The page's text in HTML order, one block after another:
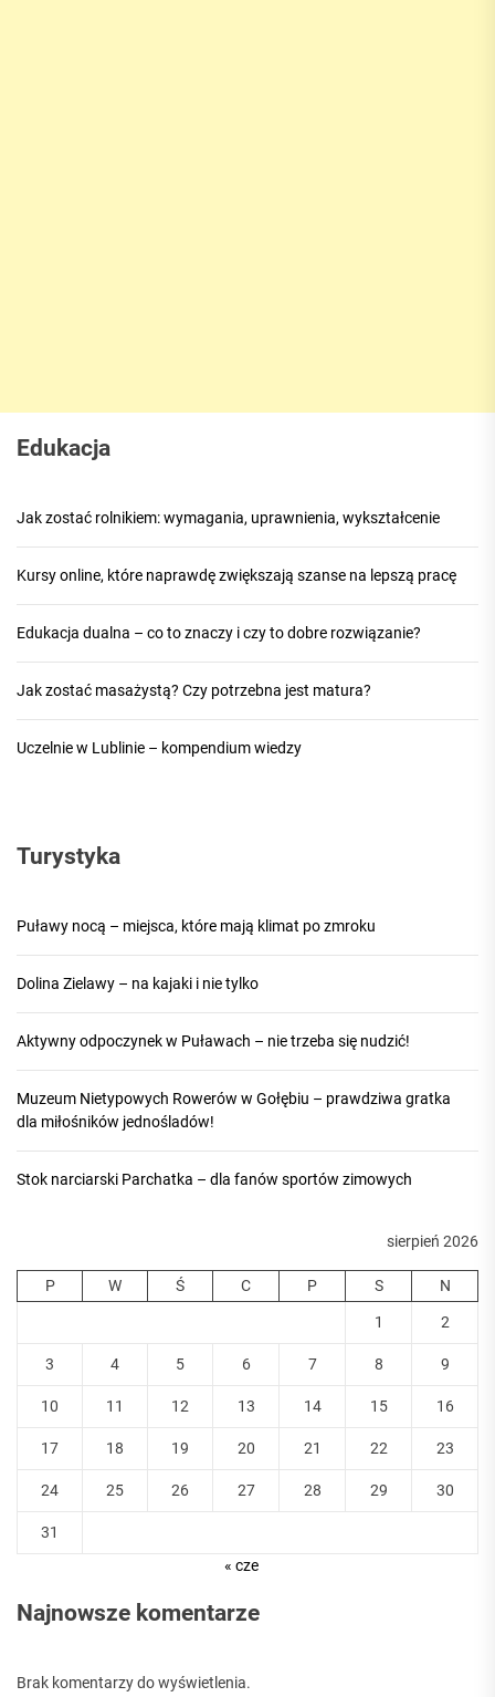
Edukacja
Jak zostać rolnikiem: wymagania, uprawnienia, wykształcenie
Kursy online, które naprawdę zwiększają szanse na lepszą pracę
Edukacja dualna – co to znaczy i czy to dobre rozwiązanie?
Jak zostać masażystą? Czy potrzebna jest matura?
Uczelnie w Lublinie – kompendium wiedzy
Turystyka
Puławy nocą – miejsca, które mają klimat po zmroku
Dolina Zielawy – na kajaki i nie tylko
Aktywny odpoczynek w Puławach – nie trzeba się nudzić!
Muzeum Nietypowych Rowerów w Gołębiu – prawdziwa gratka
dla miłośników jednośladów!
Stok narciarski Parchatka – dla fanów sportów zimowych
sierpień 2026
P W Ś C P S N
1 2
3 4 5 6 7 8 9
10 11 12 13 14 15 16
17 18 19 20 21 22 23
24 25 26 27 28 29 30
31
« cze
Najnowsze komentarze
Brak komentarzy do wyświetlenia.